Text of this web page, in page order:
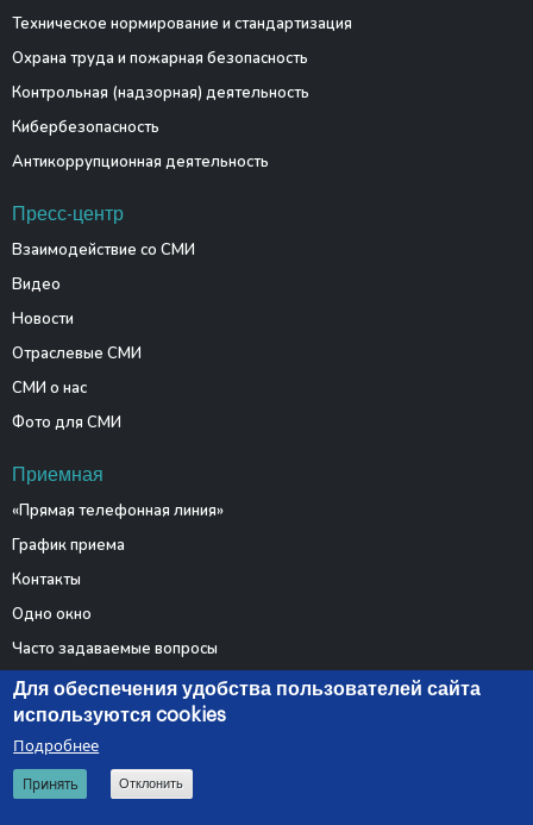
Техническое нормирование и стандартизация
Охрана труда и пожарная безопасность
Контрольная (надзорная) деятельность
Кибербезопасность
Антикоррупционная деятельность
Пресс-центр
Взаимодействие со СМИ
Видео
Новости
Отраслевые СМИ
СМИ о нас
Фото для СМИ
Приемная
«Прямая телефонная линия»
График приема
Контакты
Одно окно
Часто задаваемые вопросы
Электронные обращения
© 2026 Министерство связи и информатизации Республики
Для обеспечения удобства пользователей сайта
используются cookies
Подробнее
Принять Отклонить